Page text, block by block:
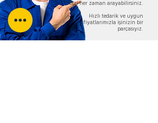
bizi her zaman arayabilirsiniz.
Hızlı tedarik ve uygun
fiyatlarımızla işinizin bir
parçasıyız.